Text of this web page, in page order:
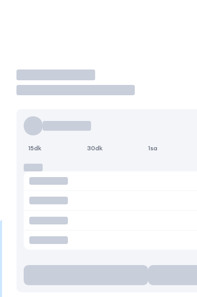
İşlem Yap
15dk 30dk 1sa